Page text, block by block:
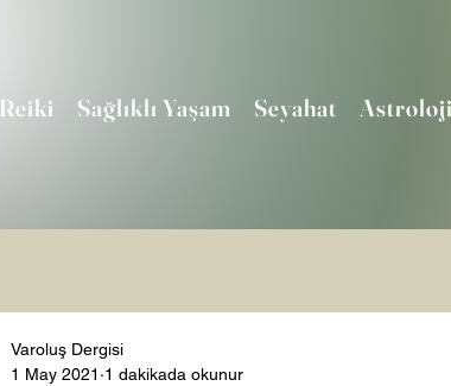
Reiki Sağlıklı Yaşam Seyahat Astroloji
Varoluş Dergisi
1 May 2021 1 dakikada okunur